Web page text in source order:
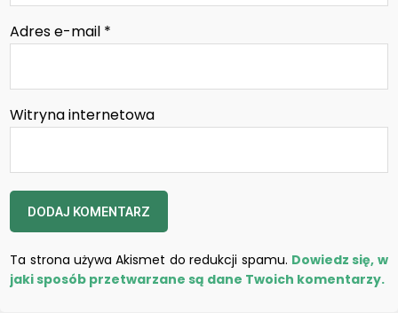
Adres e-mail *
Witryna internetowa
Ta strona używa Akismet do redukcji spamu. Dowiedz się, w
jaki sposób przetwarzane są dane Twoich komentarzy.